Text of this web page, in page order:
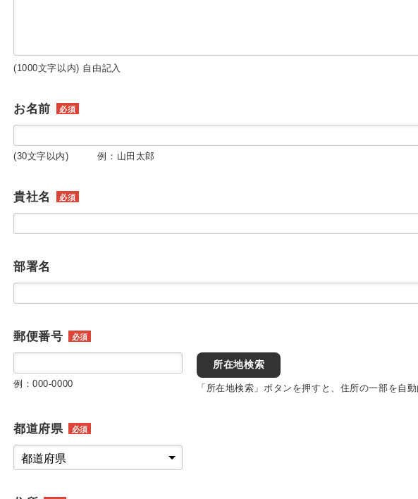
(1000文字以内) 自由記入
お名前 必須
(30文字以内) 例：山田太郎
貴社名 必須
部署名
郵便番号 必須
例：000-0000
所在地検索
「所在地検索」ボタンを押すと、住所の一部を自動
都道府県 必須